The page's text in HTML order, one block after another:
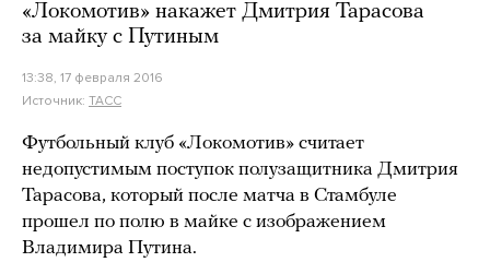
«Локомотив» накажет Дмитрия Тарасова
за майку с Путиным
13:38, 17 февраля 2016
Источник: ТАСС
Футбольный клуб «Локомотив» считает
недопустимым поступок полузащитника Дмитрия
Тарасова, который после матча в Стамбуле
прошел по полю в майке с изображением
Владимира Путина.